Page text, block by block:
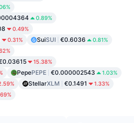
0.89%
0.49%
0.31% SuiSUI €0.6036 0.81%
15.38%
PepePEPE €0.000002543 1.03%
StellarXLM €0.1491 1.33%